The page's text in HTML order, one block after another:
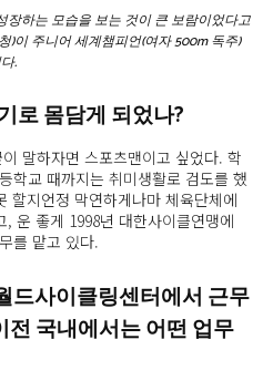
하는 모습을 보는 것이 큰 보람이었다고
)이 주니어 세계챔피언(여자 500m 독주)
.
로 몸담게 되었나?
말하자면 스포츠맨이고 싶었다. 학
학교 때까지는 취미생활로 검도를 했
할지언정 막연하게나마 체육단체에
운 좋게 1998년 대한사이클연맹에
를 맡고 있다.
드사이클링센터에서 근무
전 국내에서는 어떤 업무